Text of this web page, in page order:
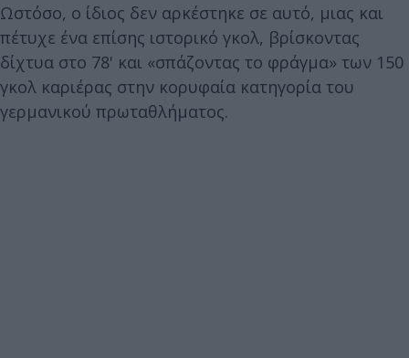
Ωστόσο, ο ίδιος δεν αρκέστηκε σε αυτό, μιας και
πέτυχε ένα επίσης ιστορικό γκολ, βρίσκοντας
δίχτυα στο 78' και «σπάζοντας το φράγμα» των 150
γκολ καριέρας στην κορυφαία κατηγορία του
γερμανικού πρωταθλήματος.